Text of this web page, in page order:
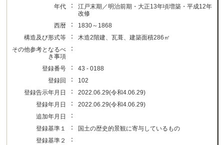
年代
：
江戸末期／明治前期・大正13年頃増築・平成12年
改修
西暦
：
1830～1868
構造及び形式等
：
木造2階建、瓦葺、建築面積286㎡
その他参考となるべ
き事項
：
登録番号 ：
43 - 0188
登録回
：
102
登録告示年月日
：
2022.06.29(令和4.06.29)
登録年月日
：
2022.06.29(令和4.06.29)
追加年月日
：
登録基準１ ：
国土の歴史的景観に寄与しているもの
登録基準２
：